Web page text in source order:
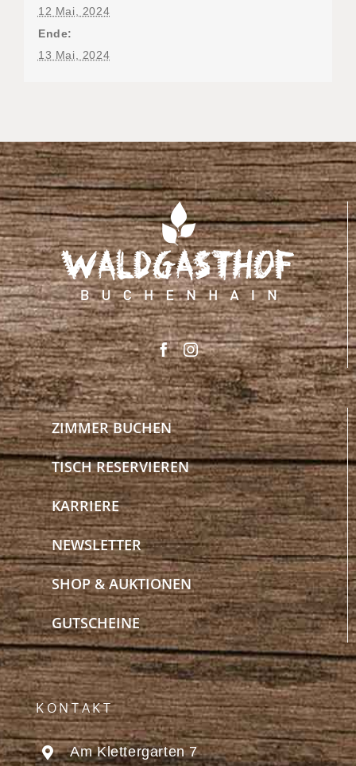
12 Mai, 2024
Ende:
13 Mai, 2024
ZIMMER BUCHEN
TISCH RESERVIEREN
KARRIERE
NEWSLETTER
SHOP & AUKTIONEN
GUTSCHEINE
KONTAKT
Am Klettergarten 7